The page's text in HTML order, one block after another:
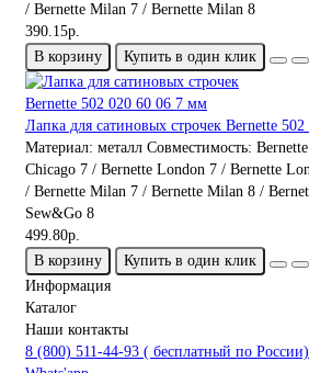
/ Bernette Milan 7 / Bernette Milan 8
390.15р.
В корзину
Купить в один клик
Лапка для сатиновых строчек Bernette
Материал: металл Совместимость:
Chicago 7 / Bernette London 7 / Bernette
/ Bernette Milan 7 / Bernette Milan 8 /
Sew&Go 8
499.80р.
В корзину
Купить в один клик
Информация
Каталог
Наши контакты
8 (800) 511-44-93 ( бесплатный по России)